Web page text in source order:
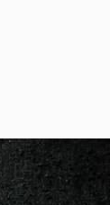
登入